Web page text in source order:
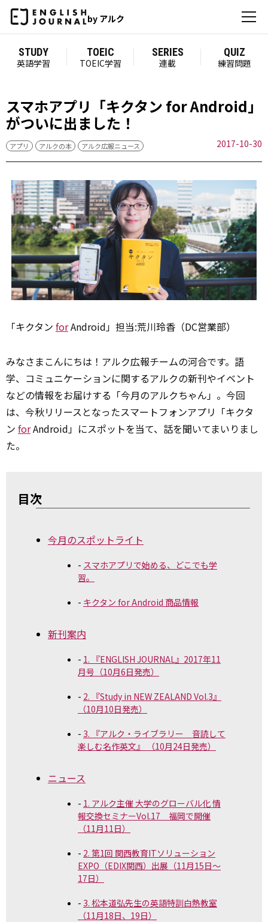
by アルク
STUDY
英語学習
TOEIC
TOEIC学習
SERIES
連載
QUIZ
練習問題
スマホアプリ「キクタン for Android」
がついに出ました！
アプリ アルクの本 アルク広報ニュース 2017-10-30
「キクタン forAndroid」担当:荒川玲香（DC営業部）
みなさまこんにちは！アルク広報チームの河合です。語
学、コミュニケーションに関するアルクの新刊やイベント
などの情報をお届けする「今月のアルクちゃん」。今回
は、今秋リリースとなったスマートフォンアプリ「キクタ
ン forAndroid」にスポットを当て、話を聞いてまいりまし
た。
目次
今月のスポットライト
スマホアプリで始める、どこでも学
習。
キクタン for Android 商品情報
新刊案内
1. 『ENGLISH JOURNAL』2017年11
月号（10月6日発売）
2. 『Study in NEW ZEALAND Vol.3』
（10月10日発売）
3. 『アルク・ライブラリー 音読して
楽しむ名作英文』 （10月24日発売）
ニュース
1. アルク主催 大学のグローバル化 情
報交換セミナーVol.17 福岡で開催
（11月11日）
2. 第1回 関西教育ITソリューション
EXPO（EDIX関西）出展（11月15日～
17日）
3. 松本道弘先生の英語特訓白熱教室
（11月18日、19日）